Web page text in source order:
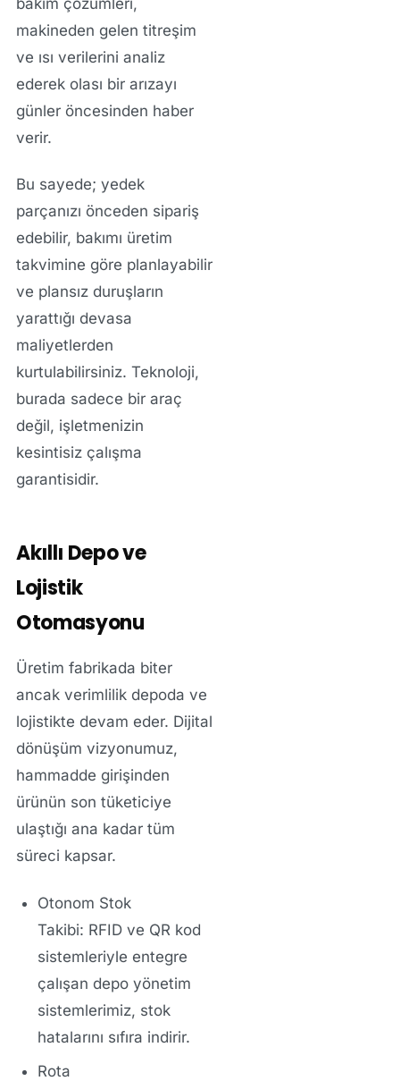
makineden gelen titreşim
ve ısı verilerini analiz
ederek olası bir arızayı
günler öncesinden haber
verir.
Bu sayede; yedek
parçanızı önceden sipariş
edebilir, bakımı üretim
takvimine göre planlayabilir
ve plansız duruşların
yarattığı devasa
maliyetlerden
kurtulabilirsiniz. Teknoloji,
burada sadece bir araç
değil, işletmenizin
kesintisiz çalışma
garantisidir.
Akıllı Depo ve
Lojistik
Otomasyonu
Üretim fabrikada biter
ancak verimlilik depoda ve
lojistikte devam eder. Dijital
dönüşüm vizyonumuz,
hammadde girişinden
ürünün son tüketiciye
ulaştığı ana kadar tüm
süreci kapsar.
Otonom Stok
Takibi: RFID ve QR kod
sistemleriyle entegre
çalışan depo yönetim
sistemlerimiz, stok
hatalarını sıfıra indirir.
Rota